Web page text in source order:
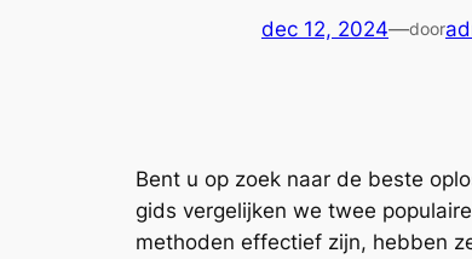
dec 12, 2024—door
Bent u op zoek naar de beste
gids vergelijken we twee
methoden effectief zijn, hebben